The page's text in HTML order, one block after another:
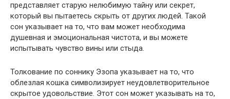
представляет старую нелюбимую тайну или секрет,
который вы пытаетесь скрыть от других людей. Такой
сон указывает на то, что вам может необходима
душевная и эмоциональная чистота, и вы можете
испытывать чувство вины или стыда.
Толкование по соннику Эзопа указывает на то, что
облезлая кошка символизирует неудовлетворительное
скрытое удовольствие. Этот сон может указывать на то,